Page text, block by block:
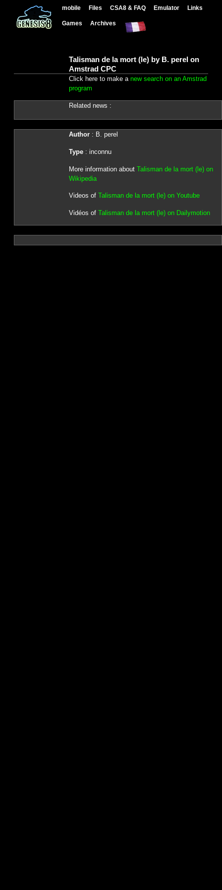
mobile Files CSA8 & FAQ Emulator Links
Games Archives
Talisman de la mort (le) by B. perel on
Amstrad CPC
Click here to make a new search on an Amstrad
program
Related news :
Author: B. perel
Type: inconnu
More information about Talisman de la mort (le) on
Wikipedia
Videos of Talisman de la mort (le) on Youtube
Vidéos of Talisman de la mort (le) on Dailymotion